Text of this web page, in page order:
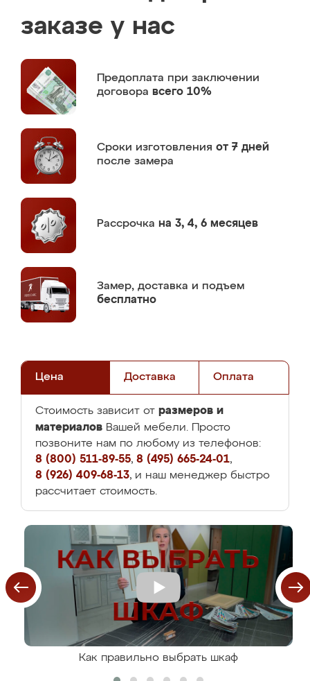
заказе у нас
Предоплата при заключении
договора всего 10%
Сроки изготовления от 7 дней
после замера
Рассрочка на 3, 4, 6 месяцев
Замер, доставка и подъем
бесплатно
Цена Доставка Оплата
Стоимость зависит от размеров и
материалов Вашей мебели. Просто
позвоните нам по любому из телефонов:
8 (800) 511-89-55, 8 (495) 665-24-01,
8 (926) 409-68-13, и наш менеджер быстро
рассчитает стоимость.
Как правильно выбрать шкаф